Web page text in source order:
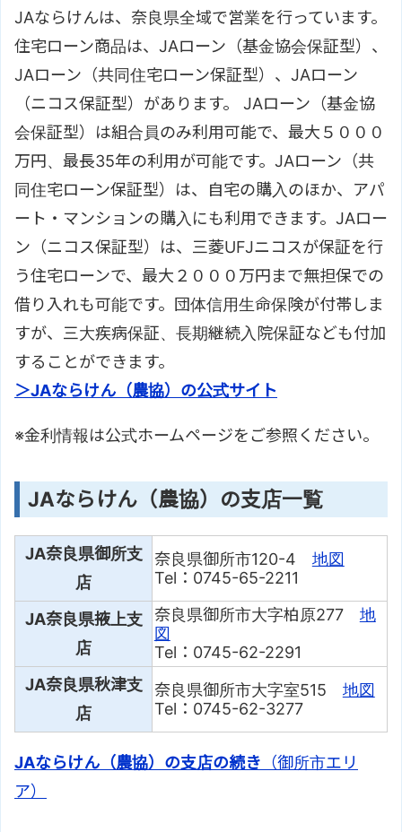
JAならけんは、奈良県全域で営業を行っています。
住宅ローン商品は、JAローン（基金協会保証型）、
JAローン（共同住宅ローン保証型）、JAローン
（ニコス保証型）があります。 JAローン（基金協
会保証型）は組合員のみ利用可能で、最大５０００
万円、最長35年の利用が可能です。JAローン（共
同住宅ローン保証型）は、自宅の購入のほか、アパ
ート・マンションの購入にも利用できます。JAロー
ン（ニコス保証型）は、三菱UFJニコスが保証を行
う住宅ローンで、最大２０００万円まで無担保での
借り入れも可能です。団体信用生命保険が付帯しま
すが、三大疾病保証、長期継続入院保証なども付加
することができます。
＞JAならけん（農協）の公式サイト
※金利情報は公式ホームページをご参照ください。
JAならけん（農協）の支店一覧
JA奈良県御所支
店
奈良県御所市120-4 地図
Tel：0745-65-2211
JA奈良県掖上支
店
奈良県御所市大字柏原277 地
図
Tel：0745-62-2291
JA奈良県秋津支
店
奈良県御所市大字室515 地図
Tel：0745-62-3277
JAならけん（農協）の支店の続き （御所市エリ
ア）